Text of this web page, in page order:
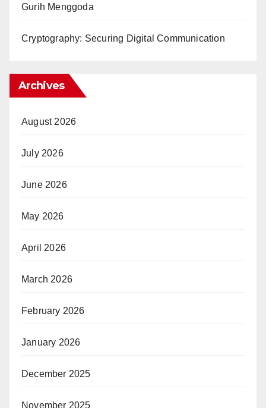
Gurih Menggoda
Cryptography: Securing Digital Communication
Archives
August 2026
July 2026
June 2026
May 2026
April 2026
March 2026
February 2026
January 2026
December 2025
November 2025